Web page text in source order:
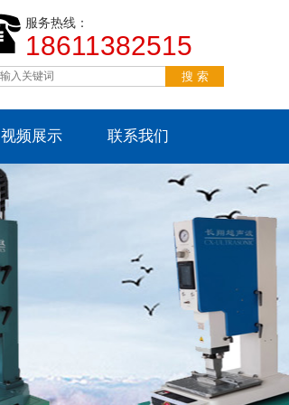
服务热线：
18611382515
视频展示 联系我们